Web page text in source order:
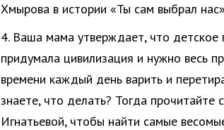
Хмырова в истории «Ты сам выбрал
4. Ваша мама утверждает, что детское
придумала цивилизация и нужно весь
времени каждый день варить и
знаете, что делать? Тогда
Игнатьевой, чтобы найти самые